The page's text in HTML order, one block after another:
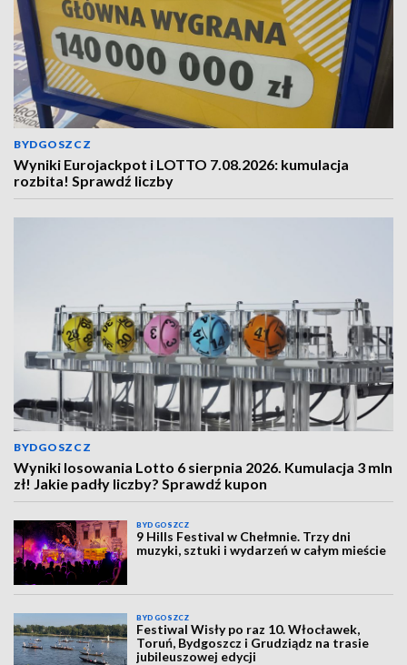
BYDGOSZCZ
Wyniki Eurojackpot i LOTTO 7.08.2026: kumulacja
rozbita! Sprawdź liczby
BYDGOSZCZ
Wyniki losowania Lotto 6 sierpnia 2026. Kumulacja 3 mln
zł! Jakie padły liczby? Sprawdź kupon
BYDGOSZCZ
9 Hills Festival w Chełmnie. Trzy dni
muzyki, sztuki i wydarzeń w całym mieście
BYDGOSZCZ
Festiwal Wisły po raz 10. Włocławek,
Toruń, Bydgoszcz i Grudziądz na trasie
jubileuszowej edycji